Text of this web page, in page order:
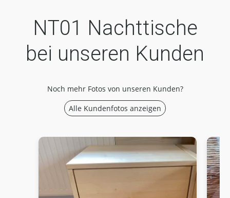
NT01 Nachttische
bei unseren Kunden
Noch mehr Fotos von unseren Kunden?
Alle Kundenfotos anzeigen